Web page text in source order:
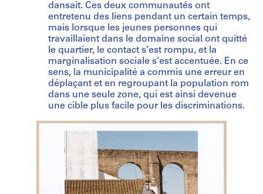
dansait. Ces deux communautés ont
entretenu des liens pendant un certain temps,
mais lorsque les jeunes personnes qui
travaillaient dans le domaine social ont quitté
le quartier, le contact s’est rompu, et la
marginalisation sociale s’est accentuée. En ce
sens, la municipalité a commis une erreur en
déplaçant et en regroupant la population rom
dans une seule zone, qui est ainsi devenue
une cible plus facile pour les discriminations.